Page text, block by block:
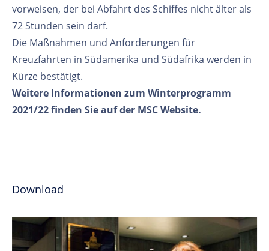
vorweisen, der bei Abfahrt des Schiffes nicht älter als
72 Stunden sein darf.
Die Maßnahmen und Anforderungen für
Kreuzfahrten in Südamerika und Südafrika werden in
Kürze bestätigt.
Weitere Informationen zum Winterprogramm
2021/22 finden Sie auf der MSC Website.
Download